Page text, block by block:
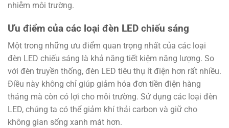
nhiễm môi trường.
Ưu điểm của các loại đèn LED chiếu sáng
Một trong những ưu điểm quan trọng nhất của các loại
đèn LED chiếu sáng là khả năng tiết kiệm năng lượng. So
với đèn truyền thống, đèn LED tiêu thụ ít điện hơn rất nhiều.
Điều này không chỉ giúp giảm hóa đơn tiền điện hàng
tháng mà còn có lợi cho môi trường. Sử dụng các loại đèn
LED, chúng ta có thể giảm khí thải carbon và giữ cho
không gian sống xanh mát hơn.